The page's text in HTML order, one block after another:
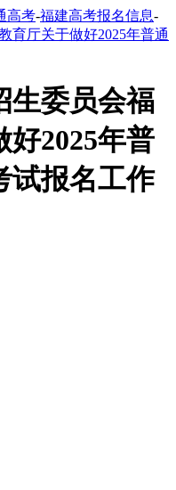
高考-福建高考报名信息-
育厅关于做好2025年普通
生委员会福
2025年普
试报名工作